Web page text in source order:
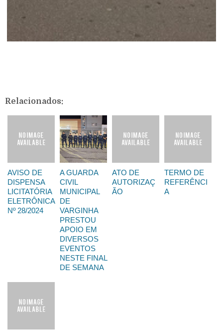
Relacionados:
AVISO DE
DISPENSA
LICITATÓRIA
ELETRÔNICA
Nº 28/2024
A GUARDA
CIVIL
MUNICIPAL
DE
VARGINHA
PRESTOU
APOIO EM
DIVERSOS
EVENTOS
NESTE FINAL
DE SEMANA
ATO DE
AUTORIZAÇ
ÃO
TERMO DE
REFERÊNCI
A